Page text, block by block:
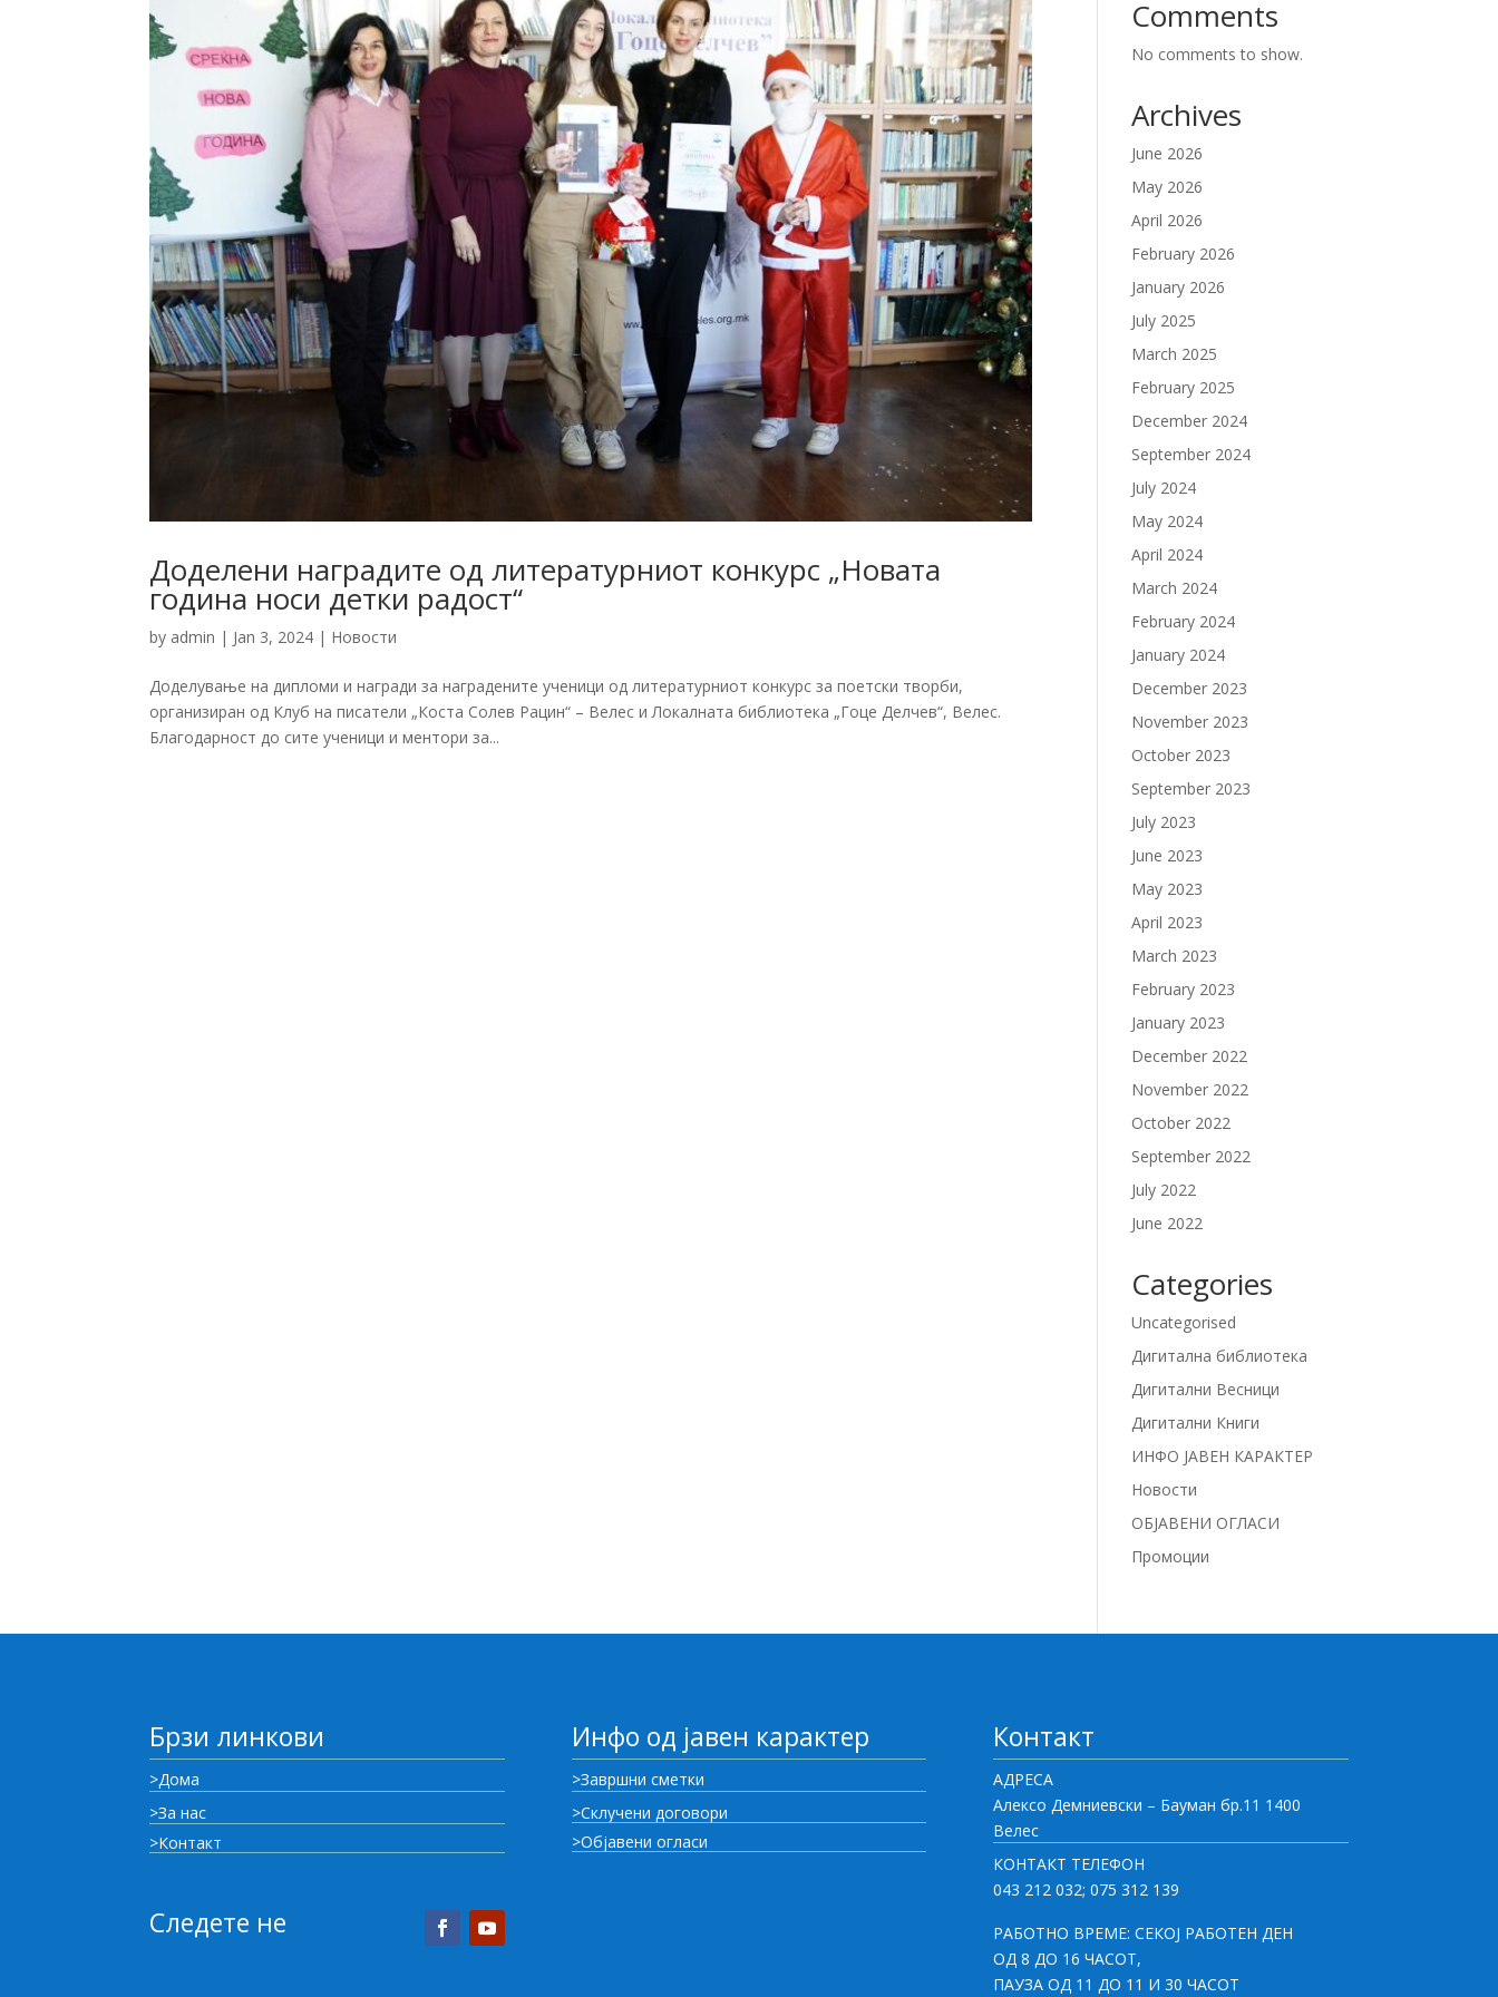
Доделени наградите од литературниот конкурс „Новата
година носи детки радост“
by admin | Jan 3, 2024 | Новости
Доделување на дипломи и награди за наградените ученици од литературниот конкурс за поетски творби,
организиран од Клуб на писатели „Коста Солев Рацин“ – Велес и Локалната библиотека „Гоце Делчев“, Велес.
Благодарност до сите ученици и ментори за...
Comments
No comments to show.
Archives
June 2026
May 2026
April 2026
February 2026
January 2026
July 2025
March 2025
February 2025
December 2024
September 2024
July 2024
May 2024
April 2024
March 2024
February 2024
January 2024
December 2023
November 2023
October 2023
September 2023
July 2023
June 2023
May 2023
April 2023
March 2023
February 2023
January 2023
December 2022
November 2022
October 2022
September 2022
July 2022
June 2022
Categories
Uncategorised
Дигитална библиотека
Дигитални Весници
Дигитални Книги
ИНФО ЈАВЕН КАРАКТЕР
Новости
ОБЈАВЕНИ ОГЛАСИ
Промоции
Брзи линкови
>Дома
>За нас
>Контакт
Следете не
Инфо од јавен карактер
>Завршни сметки
>Склучени договори
>Објавени огласи
Контакт
АДРЕСА
Алексо Демниевски – Бауман бр.11 1400
Велес
КОНТАКТ ТЕЛЕФОН
043 212 032; 075 312 139
РАБОТНО ВРЕМЕ: СЕКОЈ РАБОТЕН ДЕН
ОД 8 ДО 16 ЧАСОТ,
ПАУЗА ОД 11 ДО 11 И 30 ЧАСОТ